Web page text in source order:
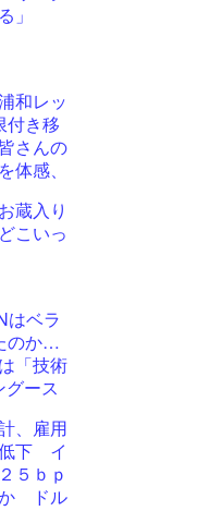
」
和レッ
付き移
さんの
体感、
蔵入り
こいっ
はベラ
のか…
「技術
ース
、雇用
下 イ
５ｂｐ
か ドル